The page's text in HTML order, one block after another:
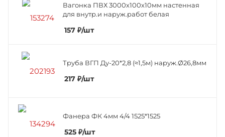
Вагонка ПВХ 3000х100х10мм настенная
для внутр.и наруж.работ белая
157 ₽/шт
Труба ВГП Ду-20*2,8 (≈1,5м) наруж.Ø26,8мм
217 ₽/шт
Фанера ФК 4мм 4/4 1525*1525
525 ₽/шт